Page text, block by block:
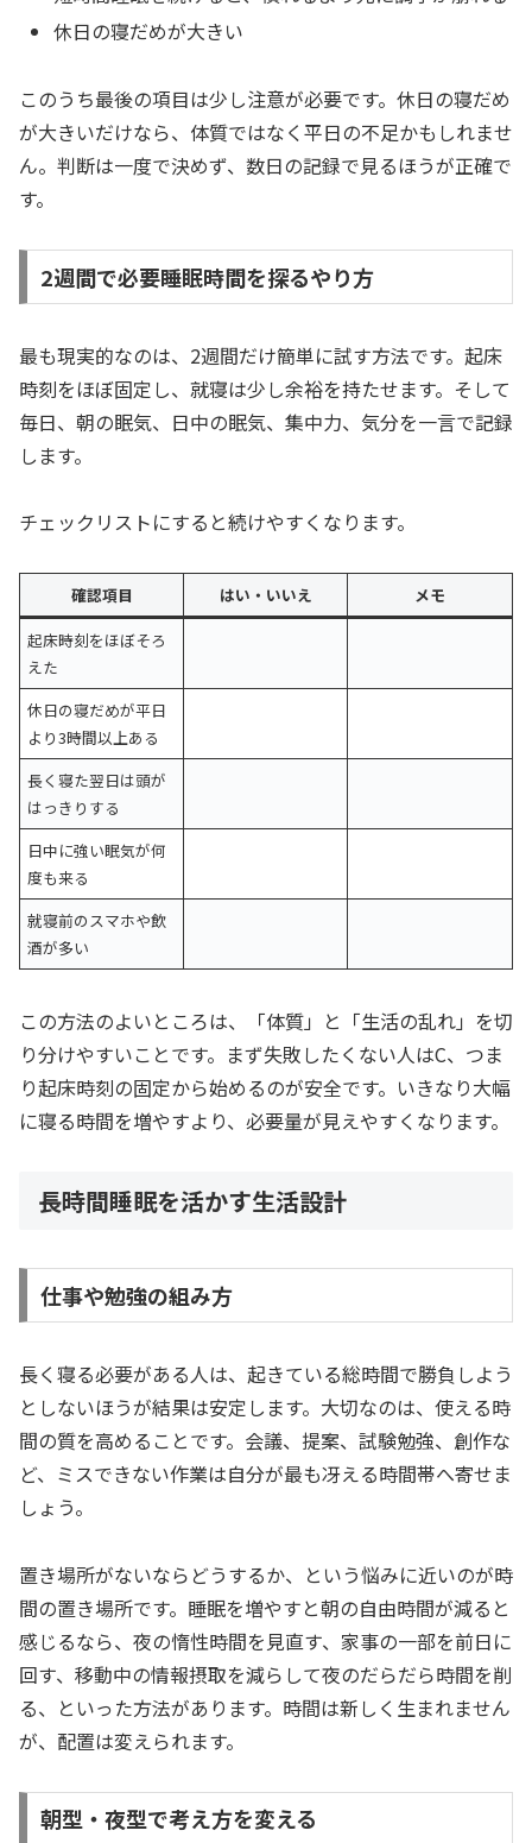
休日の寝だめが大きい
このうち最後の項目は少し注意が必要です。休日の寝だめ
が大きいだけなら、体質ではなく平日の不足かもしれませ
ん。判断は一度で決めず、数日の記録で見るほうが正確で
す。
2週間で必要睡眠時間を探るやり方
最も現実的なのは、2週間だけ簡単に試す方法です。起床
時刻をほぼ固定し、就寝は少し余裕を持たせます。そして
毎日、朝の眠気、日中の眠気、集中力、気分を一言で記録
します。
チェックリストにすると続けやすくなります。
確認項目 はい・いいえ
メモ
起床時刻をほぼそろ
えた
休日の寝だめが平日
より3時間以上ある
長く寝た翌日は頭が
はっきりする
日中に強い眠気が何
度も来る
就寝前のスマホや飲
酒が多い
この方法のよいところは、「体質」と「生活の乱れ」を切
り分けやすいことです。まず失敗したくない人はC、つま
り起床時刻の固定から始めるのが安全です。いきなり大幅
に寝る時間を増やすより、必要量が見えやすくなります。
長時間睡眠を活かす生活設計
仕事や勉強の組み方
長く寝る必要がある人は、起きている総時間で勝負しよう
としないほうが結果は安定します。大切なのは、使える時
間の質を高めることです。会議、提案、試験勉強、創作な
ど、ミスできない作業は自分が最も冴える時間帯へ寄せま
しょう。
置き場所がないならどうするか、という悩みに近いのが時
間の置き場所です。睡眠を増やすと朝の自由時間が減ると
感じるなら、夜の惰性時間を見直す、家事の一部を前日に
回す、移動中の情報摂取を減らして夜のだらだら時間を削
る、といった方法があります。時間は新しく生まれません
が、配置は変えられます。
朝型・夜型で考え方を変える